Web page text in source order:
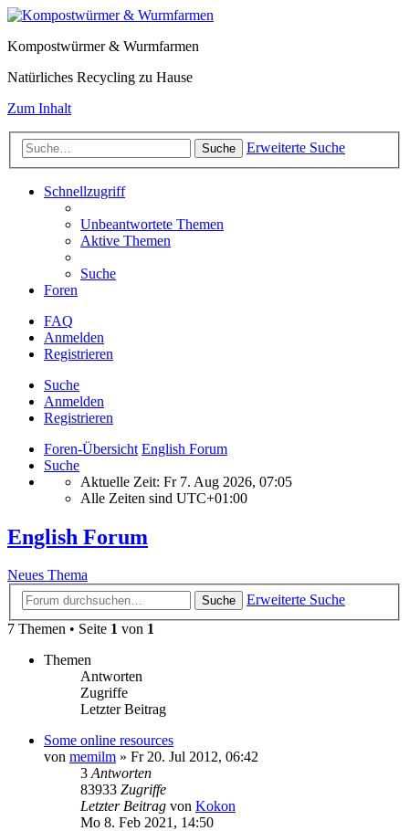
Kompostwürmer & Wurmfarmen
Natürliches Recycling zu Hause
Zum Inhalt
Suche Erweiterte Suche
Schnellzugriff
Unbeantwortete Themen
Aktive Themen
Suche
Foren
FAQ
Anmelden
Registrieren
Suche
Anmelden
Registrieren
Foren-Übersicht English Forum
Suche
Aktuelle Zeit: Fr 7. Aug 2026, 07:05
Alle Zeiten sind UTC+01:00
English Forum
Neues Thema
Suche
Erweiterte Suche
7 Themen • Seite 1 von 1
Themen
Antworten
Zugriffe
Letzter Beitrag
Some online resources
von memilm » Fr 20. Jul 2012, 06:42
3 Antworten
83933 Zugriffe
Letzter Beitrag von Kokon
Mo 8. Feb 2021, 14:50